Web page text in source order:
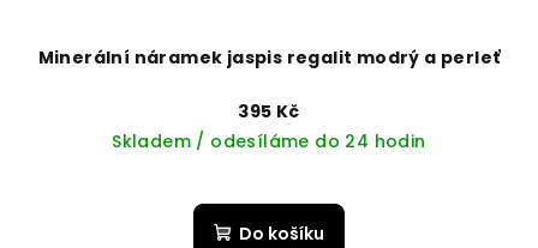
Minerální náramek jaspis regalit modrý a perleť
395 Kč
Skladem / odesíláme do 24 hodin
Do košíku